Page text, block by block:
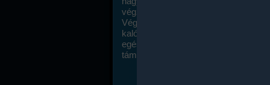
végzel.
Végül, de nem utolsó sorban, a
kalóriaszámolás módszerét a legtöbb
egészségügyi szakorvos ajánlja és
támogatja.